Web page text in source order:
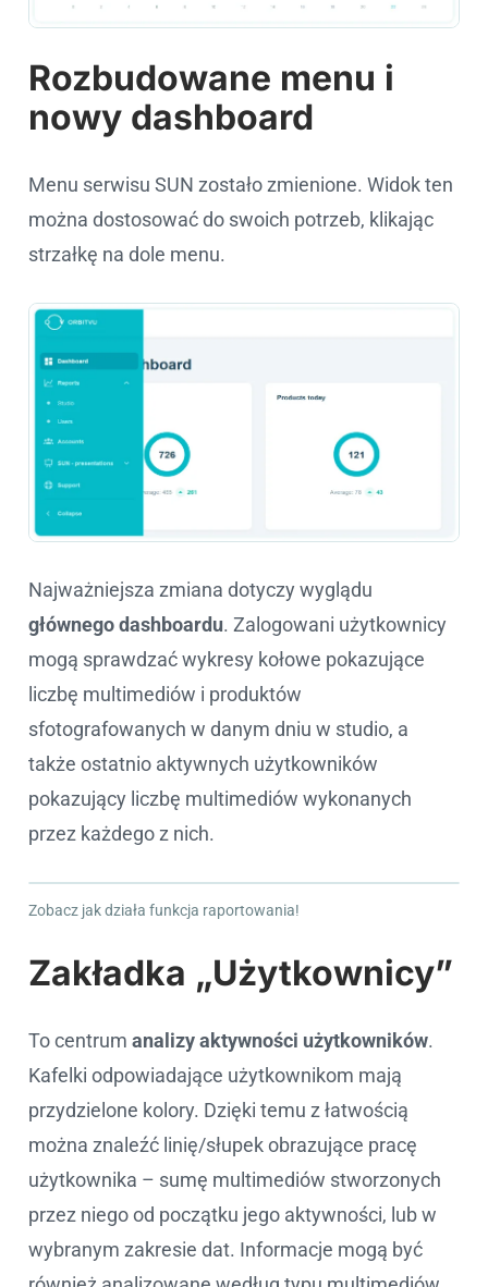
Rozbudowane menu i
nowy dashboard
Menu serwisu SUN zostało zmienione. Widok ten
można dostosować do swoich potrzeb, klikając
strzałkę na dole menu.
Najważniejsza zmiana dotyczy wyglądu
głównego dashboardu. Zalogowani użytkownicy
mogą sprawdzać wykresy kołowe pokazujące
liczbę multimediów i produktów
sfotografowanych w danym dniu w studio, a
także ostatnio aktywnych użytkowników
pokazujący liczbę multimediów wykonanych
przez każdego z nich.
Zobacz jak działa funkcja raportowania!
Zakładka „Użytkownicy”
To centrum analizy aktywności użytkowników.
Kafelki odpowiadające użytkownikom mają
przydzielone kolory. Dzięki temu z łatwością
można znaleźć linię/słupek obrazujące pracę
użytkownika – sumę multimediów stworzonych
przez niego od początku jego aktywności, lub w
wybranym zakresie dat. Informacje mogą być